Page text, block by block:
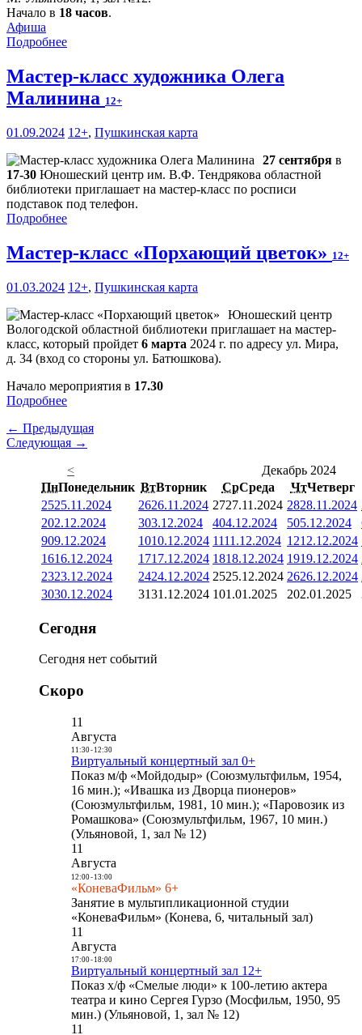
Начало в 18 часов.
Афиша
Подробнее
Мастер-класс художника Олега
Малинина 12+
01.09.2024 12+, Пушкинская карта
27 сентября в
17-30 Юношеский центр им. В.Ф. Тендрякова областной
библиотеки приглашает на мастер-класс по росписи
подставок под телефон.
Подробнее
Мастер-класс «Порхающий цветок» 12+
01.03.2024 12+, Пушкинская карта
Юношеский центр
Вологодской областной библиотеки приглашает на мастер-
класс, который пройдет 6 марта 2024 г. по адресу ул. Мира,
д. 34 (вход со стороны ул. Батюшкова).
Начало мероприятия в 17.30
Подробнее
← Предыдущая
Следующая →
<
Декабрь 2024
ПнПонедельник ВтВторник СрСреда ЧтЧетверг
2525.11.2024 2626.11.2024 2727.11.2024 2828.11.2024
202.12.2024 303.12.2024 404.12.2024 505.12.2024
909.12.2024 1010.12.2024 1111.12.2024 1212.12.2024
1616.12.2024 1717.12.2024 1818.12.2024 1919.12.2024
2323.12.2024 2424.12.2024 2525.12.2024 2626.12.2024
3030.12.2024 3131.12.2024 101.01.2025 202.01.2025
Сегодня
Сегодня нет событий
Скоро
11
Августа
11:30- 12:30
Виртуальный концертный зал 0+
Показ м/ф «Мойдодыр» (Союзмультфильм, 1954,
16 мин.); «Ивашка из Дворца пионеров»
(Союзмультфильм, 1981, 10 мин.); «Паровозик из
Ромашкова» (Союзмультфильм, 1967, 10 мин.)
(Ульяновой, 1, зал № 12)
11
Августа
12:00- 13:00
«КоневаФильм» 6+
Занятие в мультипликационной студии
«КоневаФильм» (Конева, 6, читальный зал)
11
Августа
17:00- 18:00
Виртуальный концертный зал 12+
Показ х/ф «Смелые люди» к 100-летию актера
театра и кино Сергея Гурзо (Мосфильм, 1950, 95
мин.) (Ульяновой, 1, зал № 12)
11